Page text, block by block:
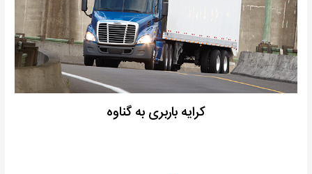
کرایه باربری به گناوه